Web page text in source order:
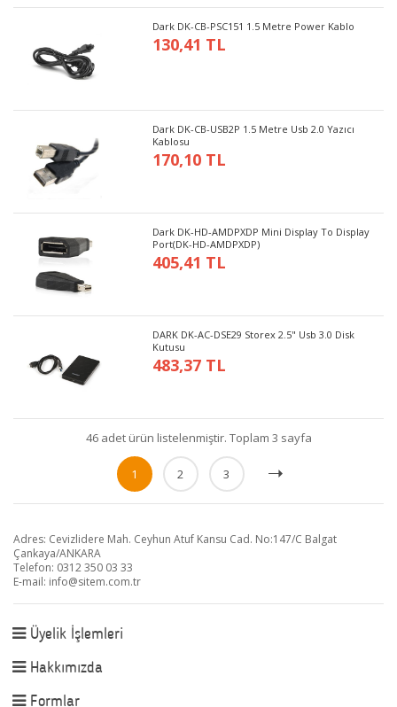
Dark DK-CB-PSC151 1.5 Metre Power Kablo
130,41 TL
Dark DK-CB-USB2P 1.5 Metre Usb 2.0 Yazıcı
Kablosu
170,10 TL
Dark DK-HD-AMDPXDP Mini Display To Display
Port(DK-HD-AMDPXDP)
405,41 TL
DARK DK-AC-DSE29 Storex 2.5" Usb 3.0 Disk
Kutusu
483,37 TL
46 adet ürün listelenmiştir. Toplam 3 sayfa
1 2 3
Adres: Cevizlidere Mah. Ceyhun Atuf Kansu Cad. No:147/C Balgat
Çankaya/ANKARA
Telefon: 0312 350 03 33
E-mail: info@sitem.com.tr
Üyelik İşlemleri
Hakkımızda
Formlar